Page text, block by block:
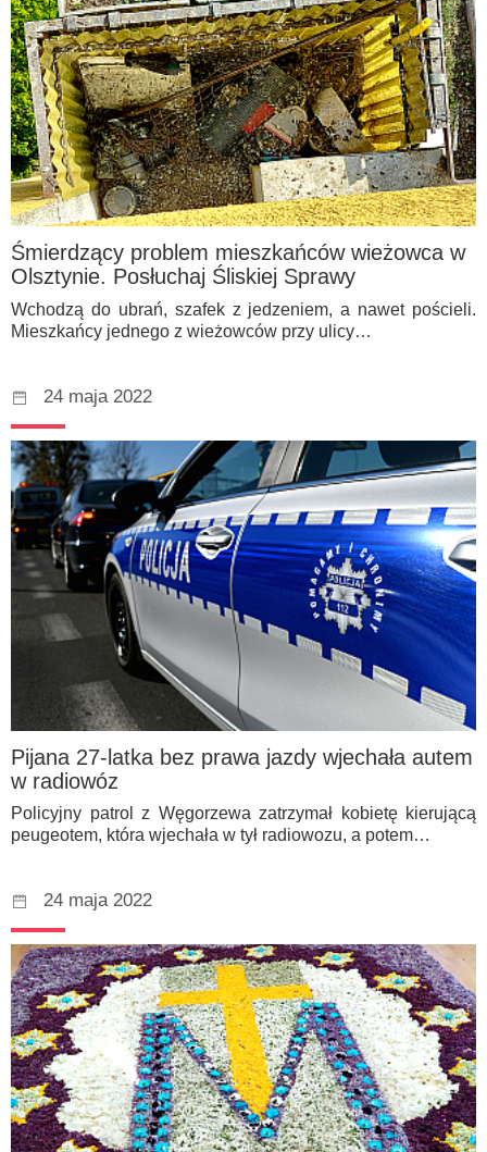
Śmierdzący problem mieszkańców wieżowca w
Olsztynie. Posłuchaj Śliskiej Sprawy
Wchodzą do ubrań, szafek z jedzeniem, a nawet pościeli.
Mieszkańcy jednego z wieżowców przy ulicy…
24 maja 2022
Pijana 27-latka bez prawa jazdy wjechała autem
w radiowóz
Policyjny patrol z Węgorzewa zatrzymał kobietę kierującą
peugeotem, która wjechała w tył radiowozu, a potem…
24 maja 2022